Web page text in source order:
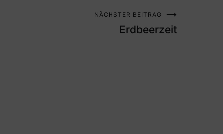
NÄCHSTER BEITRAG
Erdbeerzeit